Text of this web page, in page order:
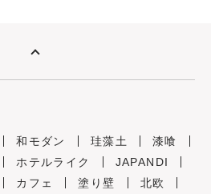
和モダン 珪藻土
漆喰
ホテルライク
JAPANDI
カフェ 塗り壁
北欧